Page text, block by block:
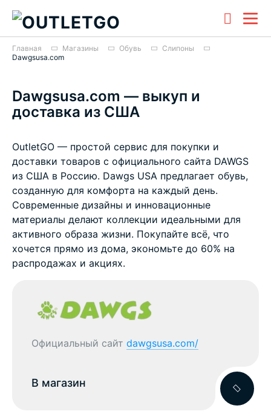
Главная Магазины Обувь
Слипоны
Dawgsusa.com
Dawgsusa.com — выкуп и
доставка из США
OutletGO — простой сервис для покупки и
доставки товаров с официального сайта DAWGS
из США в Россию. Dawgs USA предлагает обувь,
созданную для комфорта на каждый день.
Современные дизайны и инновационные
материалы делают коллекции идеальными для
активного образа жизни. Покупайте всё, что
хочется прямо из дома, экономьте до 60% на
распродажах и акциях.
Официальный сайт dawgsusa.com/
В магазин